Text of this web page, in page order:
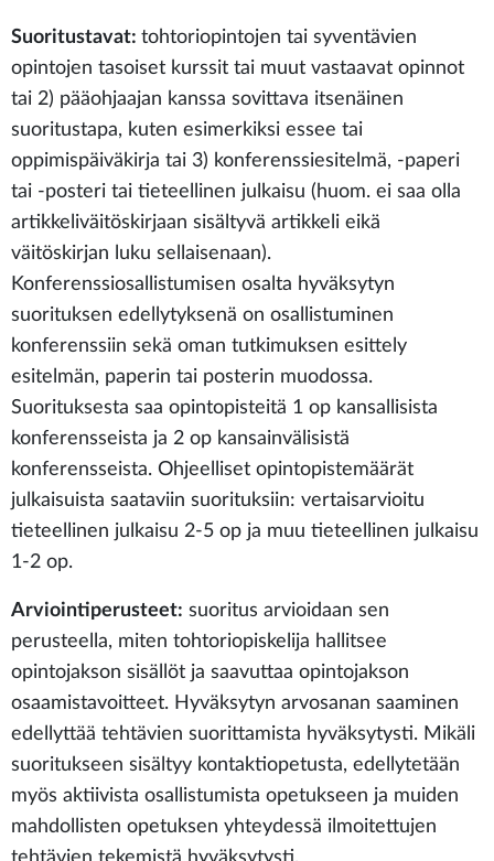
Suoritustavat: tohtoriopintojen tai syventävien
opintojen tasoiset kurssit tai muut vastaavat opinnot
tai 2) pääohjaajan kanssa sovittava itsenäinen
suoritustapa, kuten esimerkiksi essee tai
oppimispäiväkirja tai 3) konferenssiesitelmä, -paperi
tai -posteri tai tieteellinen julkaisu (huom. ei saa olla
artikkeliväitöskirjaan sisältyvä artikkeli eikä
väitöskirjan luku sellaisenaan).
Konferenssiosallistumisen osalta hyväksytyn
suorituksen edellytyksenä on osallistuminen
konferenssiin sekä oman tutkimuksen esittely
esitelmän, paperin tai posterin muodossa.
Suorituksesta saa opintopisteitä 1 op kansallisista
konferensseista ja 2 op kansainvälisistä
konferensseista. Ohjeelliset opintopistemäärät
julkaisuista saataviin suorituksiin: vertaisarvioitu
tieteellinen julkaisu 2-5 op ja muu tieteellinen julkaisu
1-2 op.
Arviointiperusteet: suoritus arvioidaan sen
perusteella, miten tohtoriopiskelija hallitsee
opintojakson sisällöt ja saavuttaa opintojakson
osaamistavoitteet. Hyväksytyn arvosanan saaminen
edellyttää tehtävien suorittamista hyväksytysti. Mikäli
suoritukseen sisältyy kontaktiopetusta, edellytetään
myös aktiivista osallistumista opetukseen ja muiden
mahdollisten opetuksen yhteydessä ilmoitettujen
tehtävien tekemistä hyväksytysti.